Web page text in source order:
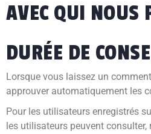
AVEC QUI NOUS
DURÉE DE
Lorsque vous laissez un
approuver automatiquement les
Pour les utilisateurs enregistrés
les utilisateurs peuvent